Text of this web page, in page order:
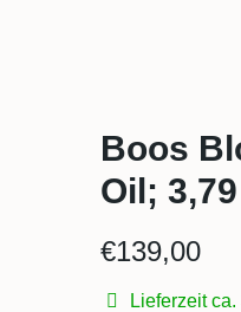
Boos
Oil;
€139,00
Lieferzeit